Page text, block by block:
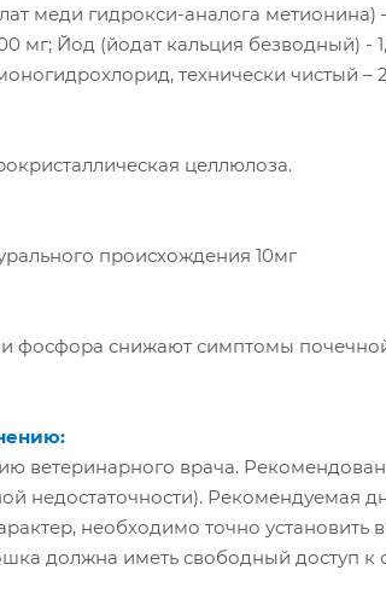
меди гидрокси-аналога
мг; Йод (йодат кальция безводный) -
технически чистый –
целлюлоза.
происхождения 10мг
фосфора снижают симптомы
ветеринарного врача.
недостаточности). Рекомендуемая
необходимо точно
должна иметь свободный доступ к